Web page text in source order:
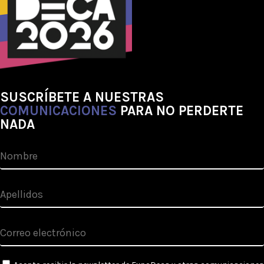
SUSCRÍBETE A NUESTRAS
COMUNICACIONES PARA NO PERDERTE
NADA